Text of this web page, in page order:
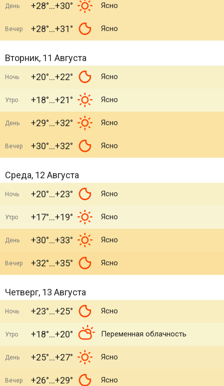
День +28° +30° Ясно
Вечер +28° +31° Ясно
Вторник, 11 Августа
Ночь +20° +22° Ясно
Утро +18° +21° Ясно
День +29° +32° Ясно
Вечер +30° +32° Ясно
Среда, 12 Августа
Ночь +20° +23° Ясно
Утро +17° +19° Ясно
День +30° +33° Ясно
Вечер +32° +35° Ясно
Четверг, 13 Августа
Ночь +23° +25° Ясно
Утро +18° +20° Переменная облачность
День +25° +27° Ясно
Вечер +26° +29° Ясно